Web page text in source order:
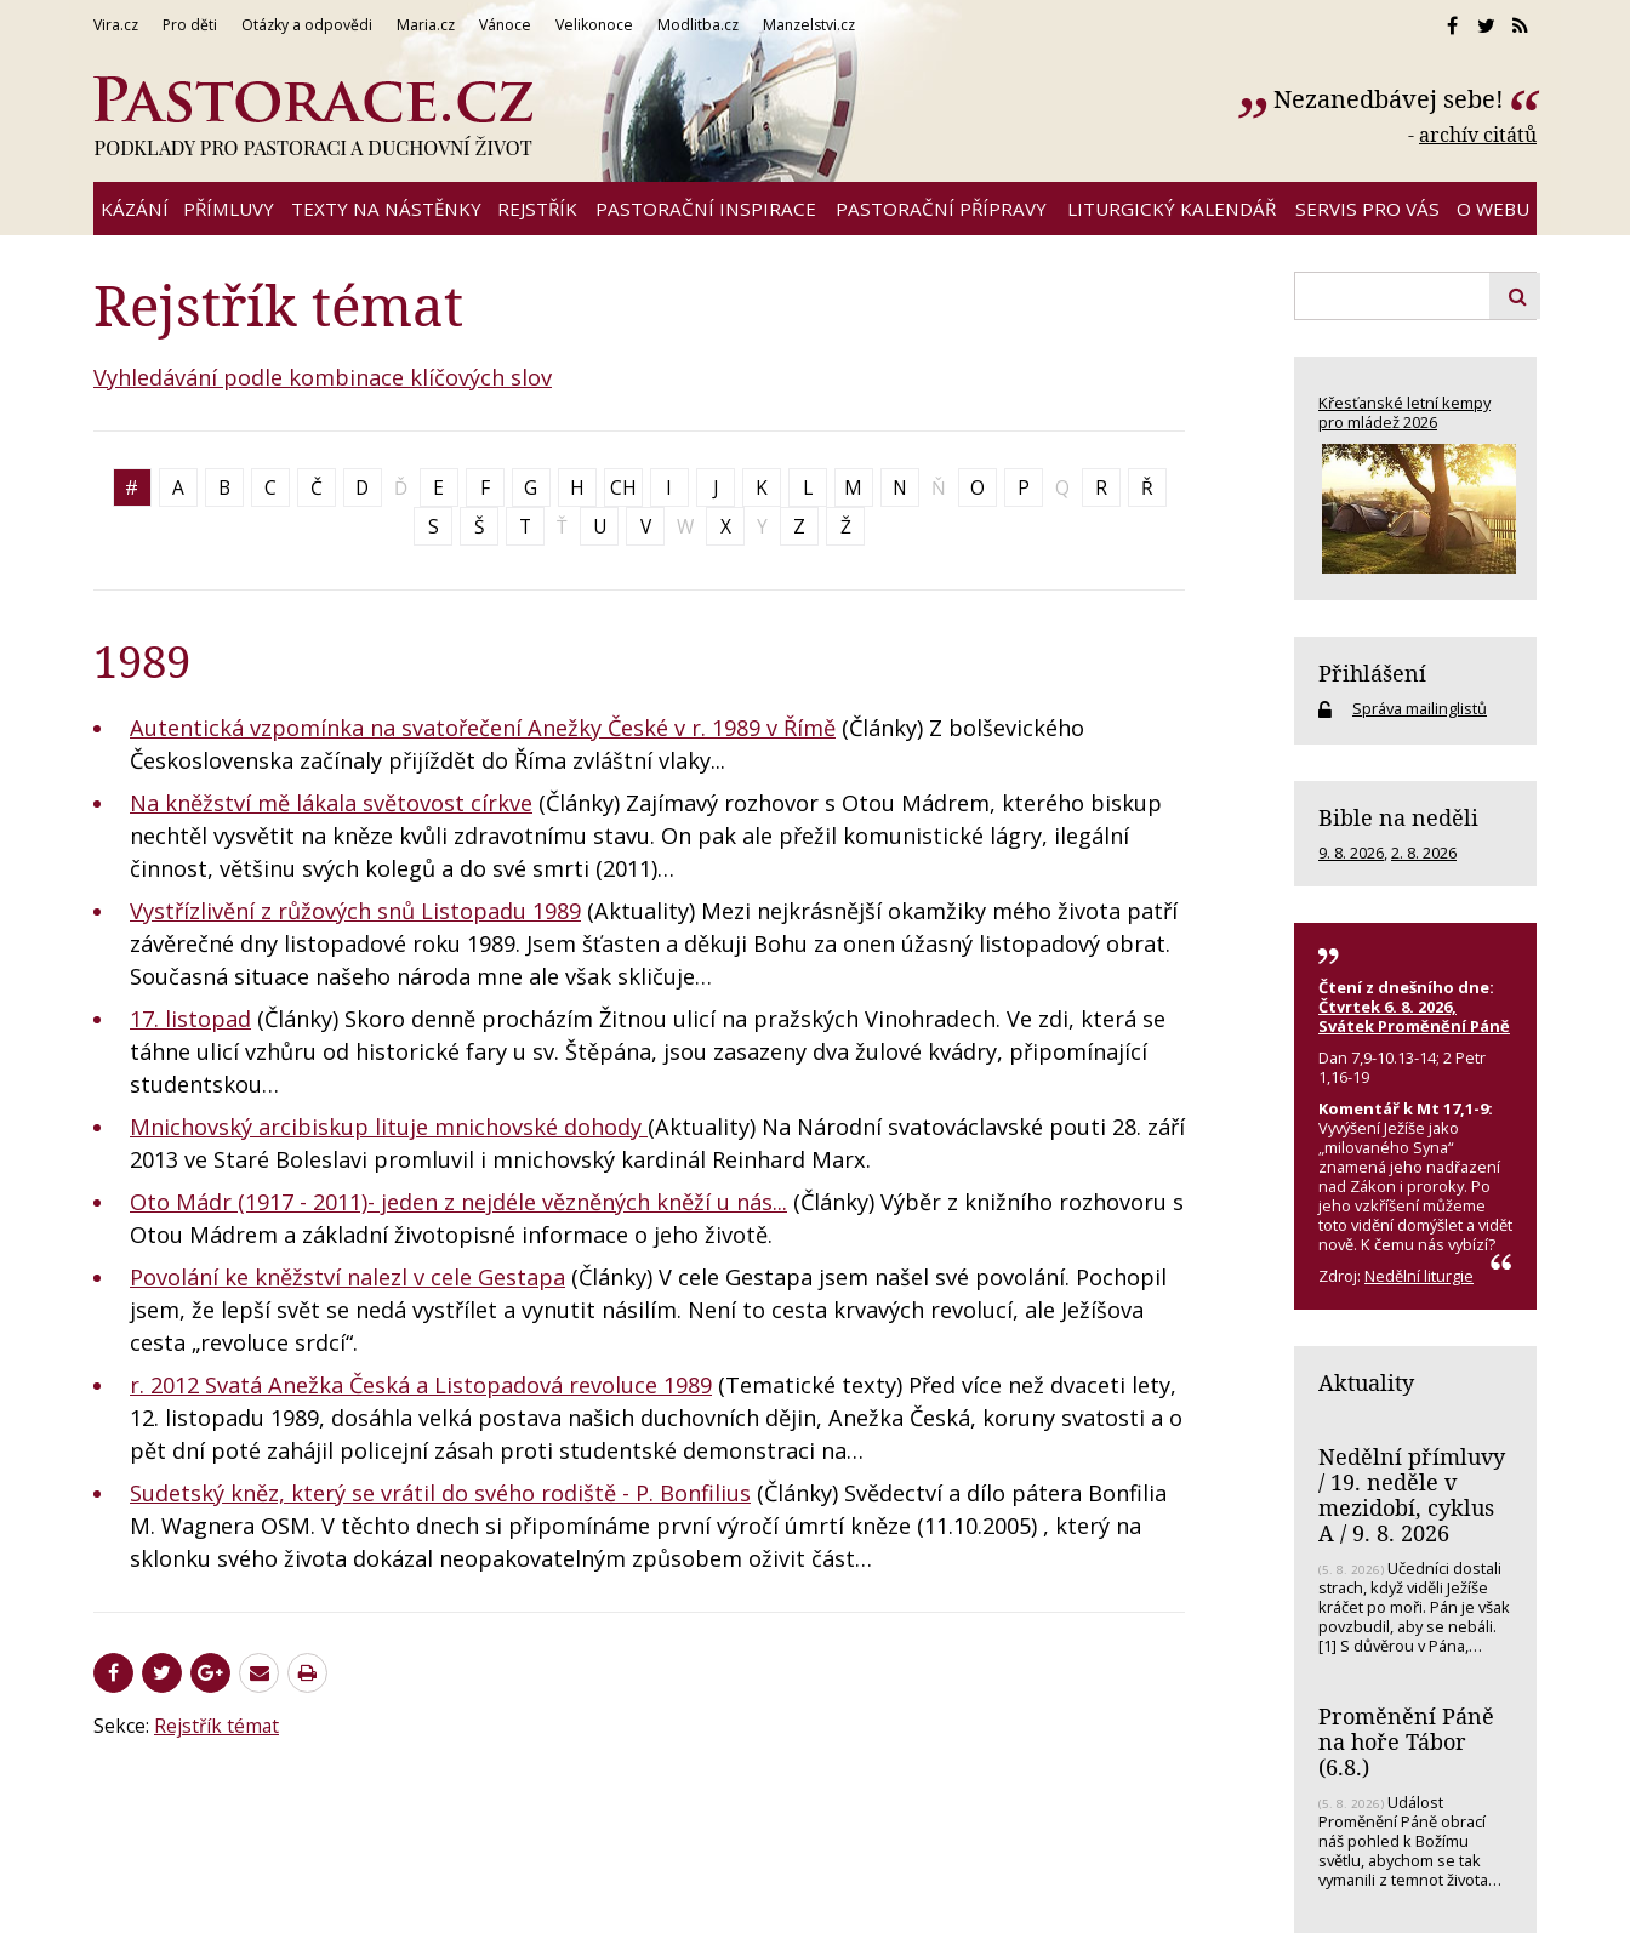
Vira.cz Pro děti Otázky a odpovědi Maria.cz Vánoce Velikonoce Modlitba.cz Manzelstvi.cz
Nezanedbávej sebe!
-archív citátů
KÁZÁNÍ PŘÍMLUVY TEXTY NA NÁSTĚNKY REJSTŘÍK PASTORAČNÍ INSPIRACE PASTORAČNÍ PŘÍPRAVY LITURGICKÝ KALENDÁŘ SERVIS PRO VÁS O WEBU
Rejstřík témat
Vyhledávání podle kombinace klíčových slov
# A B C Č D Ď E F G H CH I J K L M N Ň O P Q R
Ř
S
Š T Ť U V W X Y Z Ž
1989
Autentická vzpomínka na svatořečení Anežky České v r. 1989 v Římě (Články) Z bolševického
Československa začínaly přijíždět do Říma zvláštní vlaky...
Na kněžství mě lákala světovost církve (Články) Zajímavý rozhovor s Otou Mádrem, kterého biskup
nechtěl vysvětit na kněze kvůli zdravotnímu stavu. On pak ale přežil komunistické lágry, ilegální
činnost, většinu svých kolegů a do své smrti (2011)…
Vystřízlivění z růžových snů Listopadu 1989 (Aktuality) Mezi nejkrásnější okamžiky mého života patří
závěrečné dny listopadové roku 1989. Jsem šťasten a děkuji Bohu za onen úžasný listopadový obrat.
Současná situace našeho národa mne ale však skličuje…
17. listopad (Články) Skoro denně procházím Žitnou ulicí na pražských Vinohradech. Ve zdi, která se
táhne ulicí vzhůru od historické fary u sv. Štěpána, jsou zasazeny dva žulové kvádry, připomínající
studentskou…
Mnichovský arcibiskup lituje mnichovské dohody (Aktuality) Na Národní svatováclavské pouti 28. září
2013 ve Staré Boleslavi promluvil i mnichovský kardinál Reinhard Marx.
Oto Mádr (1917 - 2011)- jeden z nejdéle vězněných kněží u nás... (Články) Výběr z knižního rozhovoru s
Otou Mádrem a základní životopisné informace o jeho životě.
Povolání ke kněžství nalezl v cele Gestapa (Články) V cele Gestapa jsem našel své povolání. Pochopil
jsem, že lepší svět se nedá vystřílet a vynutit násilím. Není to cesta krvavých revolucí, ale Ježíšova
cesta „revoluce srdcí“.
r. 2012 Svatá Anežka Česká a Listopadová revoluce 1989 (Tematické texty) Před více než dvaceti lety,
12. listopadu 1989, dosáhla velká postava našich duchovních dějin, Anežka Česká, koruny svatosti a o
pět dní poté zahájil policejní zásah proti studentské demonstraci na…
Sudetský kněz, který se vrátil do svého rodiště - P. Bonfilius (Články) Svědectví a dílo pátera Bonfilia
M. Wagnera OSM. V těchto dnech si připomínáme první výročí úmrtí kněze (11.10.2005) , který na
sklonku svého života dokázal neopakovatelným způsobem oživit část…
Sekce: Rejstřík témat
Křesťanské letní kempy
pro mládež 2026
Přihlášení
Správa mailinglistů
Bible na neděli
9. 8. 2026 2. 8. 2026
Čtení z dnešního dne:
Čtvrtek 6. 8. 2026,
Svátek Proměnění Páně
Dan 7,9-10.13-14; 2 Petr
1,16-19
Komentář k Mt 17,1-9:
Vyvýšení Ježíše jako
„milovaného Syna“
znamená jeho nadřazení
nad Zákon i proroky. Po
jeho vzkříšení můžeme
toto vidění domýšlet a vidět
nově. K čemu nás vybízí?
Zdroj: Nedělní liturgie
Aktuality
Nedělní přímluvy
/ 19. neděle v
mezidobí, cyklus
A / 9. 8. 2026
(5. 8. 2026) Učedníci dostali
strach, když viděli Ježíše
kráčet po moři. Pán je však
povzbudil, aby se nebáli.
[1] S důvěrou v Pána,…
Proměnění Páně
na hoře Tábor
(6.8.)
(5. 8. 2026) Událost
Proměnění Páně obrací
náš pohled k Božímu
světlu, abychom se tak
vymanili z temnot života…